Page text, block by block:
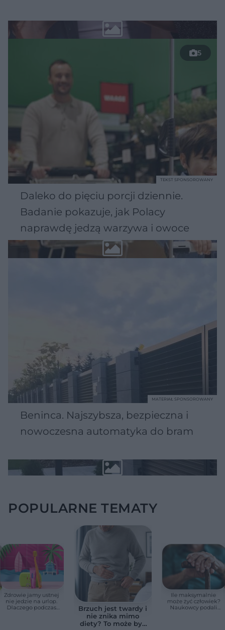
5
Daleko do pięciu porcji dziennie.
Badanie pokazuje, jak Polacy
naprawdę jedzą warzywa i owoce
TEKST SPONSOROWANY
Beninca. Najszybsza, bezpieczna i
nowoczesna automatyka do bram
MATERIAŁ SPONSOROWANY
POPULARNE TEMATY
Zdrowie jamy ustnej
nie jedzie na urlop.
Dlaczego podczas
Brzuch jest twardy i
nie znika mimo
diety? To może być
Ile maksymalnie
może żyć człowiek?
Naukowcy podali